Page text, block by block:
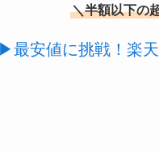
＼半額以下の
▶最安値に挑戦！楽